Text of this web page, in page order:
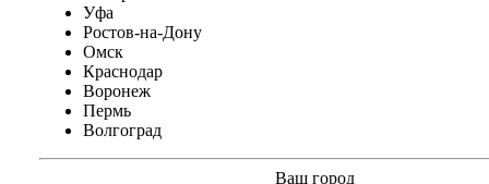
Уфа
Ростов-на-Дону
Омск
Краснодар
Воронеж
Пермь
Волгоград
Ваш город